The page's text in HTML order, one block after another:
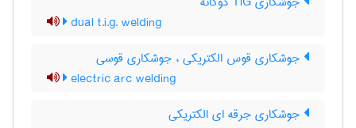
dual t.i.g. welding
جوشکاری قوس الکتریکی ، جوشکاری قوسی
electric arc welding
جوشکاری جرقه ای الکتریکی